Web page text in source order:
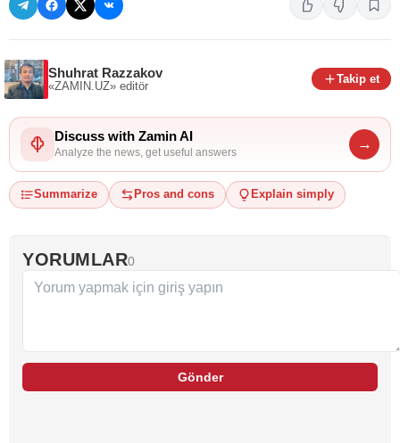
Shuhrat Razzakov
«ZAMIN.UZ» editör
Takip et
Discuss with Zamin AI
Analyze the news, get useful answers
→
Summarize Pros and cons Explain simply
YORUMLAR0
Gönder